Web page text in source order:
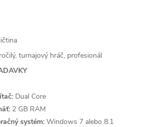
turnajový hráč, profesionál
Dual Core
2 GB RAM
systém: Windows 7 alebo 8.1